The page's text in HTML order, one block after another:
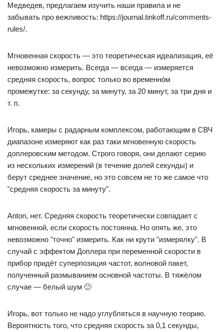
Медведев, предлагаем изучить наши правила и не
забывать про вежливость: https://journal.tinkoff.ru/comments-
rules/.
Мгновенная скорость — это теоретическая идеализация, её
невозможно измерить. Всегда — всегда — измеряется
средняя скорость, вопрос только во временно́м
промежутке: за секунду, за минуту, за 20 минут, за три дня и
т. п.
Игорь, камеры с радарным комплексом, работающим в СВЧ
диапазоне измеряют как раз таки мгновенную скорость
доплеровским методом. Строго говоря, они делают серию
из нескольких измерений (в течение долей секунды) и
берут среднее значение, но это совсем не то же самое что
"средняя скорость за минуту".
Anton, нет. Средняя скорость теоретически совпадает с
мгновенной, если скорость постоянна. Но опять же, это
невозможно "точно" измерить. Как ни крути "измерялку". В
случай с эффектом Доплера при переменной скорости в
прибор придёт суперпозиция частот, волновой пакет,
полученный размыванием основной частоты. В тяжёлом
случае — белый шум 🙂
Игорь, вот только не надо углубляться в научную теорию.
Вероятность того, что средняя скорость за 0,1 секунды,